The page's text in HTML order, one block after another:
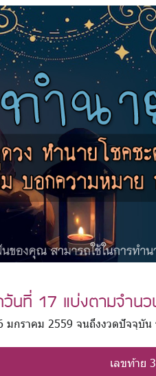
นที่ 17 แบ่งตามจำน
มกราคม 2559 จนถึงงวดปัจจุบั
เลขท้าย